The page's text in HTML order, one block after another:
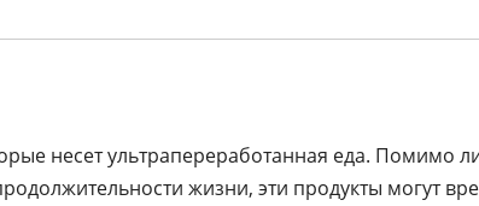
несет ультрапереработанная еда. Помимо
жизни, эти продукты могут